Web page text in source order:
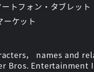
トフォン・タブレット
ーケット
， names and
Bros.